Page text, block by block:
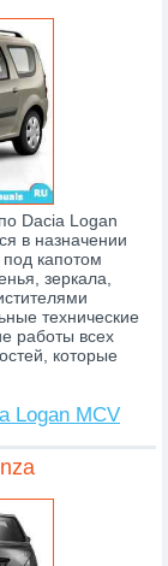
Dacia Logan
в назначении
капотом
зеркала,
технические
работы всех
которые
Logan MCV